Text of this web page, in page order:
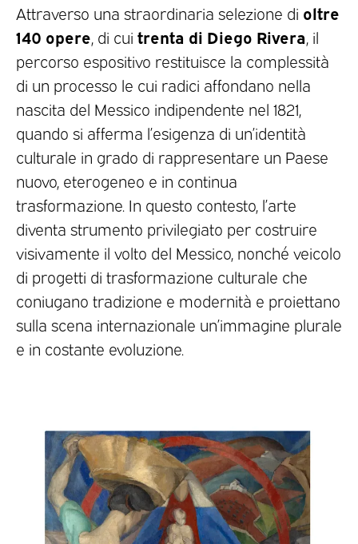
Attraverso una straordinaria selezione di oltre
140 opere , di cui trenta di Diego Rivera , il
percorso espositivo restituisce la complessità
di un processo le cui radici affondano nella
nascita del Messico indipendente nel 1821,
quando si afferma l’esigenza di un’identità
culturale in grado di rappresentare un Paese
nuovo, eterogeneo e in continua
trasformazione. In questo contesto, l’arte
diventa strumento privilegiato per costruire
visivamente il volto del Messico, nonché veicolo
di progetti di trasformazione culturale che
coniugano tradizione e modernità e proiettano
sulla scena internazionale un’immagine plurale
e in costante evoluzione.